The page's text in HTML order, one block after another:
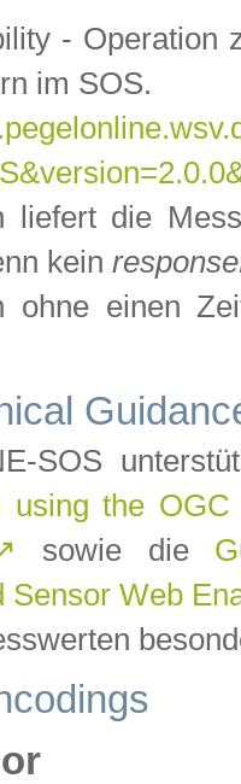
- Operation
im SOS.
liefert die
kein
ohne einen
SOS
using the
sowie die
Sensor Web